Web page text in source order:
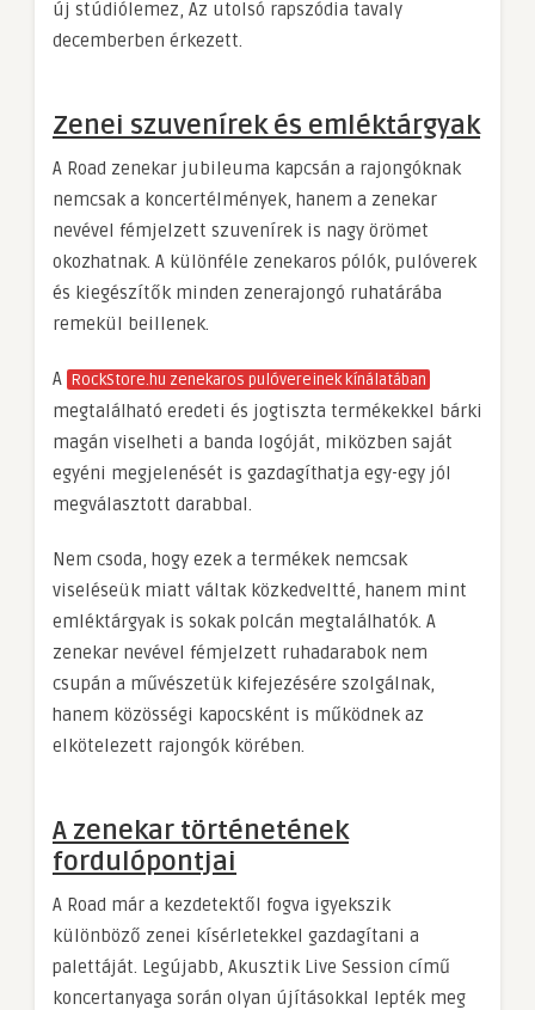
új stúdiólemez, Az utolsó rapszódia tavaly
decemberben érkezett.
Zenei szuvenírek és emléktárgyak
A Road zenekar jubileuma kapcsán a rajongóknak
nemcsak a koncertélmények, hanem a zenekar
nevével fémjelzett szuvenírek is nagy örömet
okozhatnak. A különféle zenekaros pólók, pulóverek
és kiegészítők minden zenerajongó ruhatárába
remekül beillenek.
A RockStore.hu zenekaros pulóvereinek kínálatában
megtalálható eredeti és jogtiszta termékekkel bárki
magán viselheti a banda logóját, miközben saját
egyéni megjelenését is gazdagíthatja egy-egy jól
megválasztott darabbal.
Nem csoda, hogy ezek a termékek nemcsak
viseléseük miatt váltak közkedveltté, hanem mint
emléktárgyak is sokak polcán megtalálhatók. A
zenekar nevével fémjelzett ruhadarabok nem
csupán a művészetük kifejezésére szolgálnak,
hanem közösségi kapocsként is működnek az
elkötelezett rajongók körében.
A zenekar történetének
fordulópontjai
A Road már a kezdetektől fogva igyekszik
különböző zenei kísérletekkel gazdagítani a
palettáját. Legújabb, Akusztik Live Session című
koncertanyaga során olyan újításokkal lepték meg